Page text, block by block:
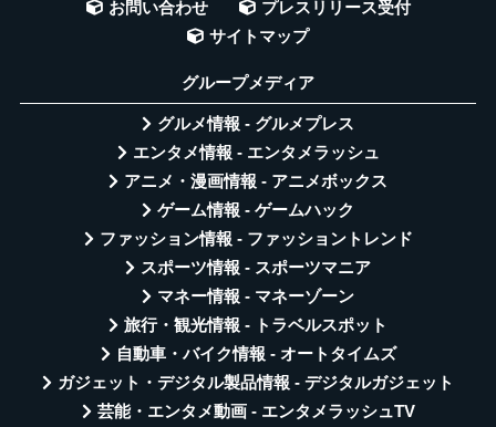
お問い合わせ
プレスリリース受付
サイトマップ
グループメディア
グルメ情報 - グルメプレス
エンタメ情報 - エンタメラッシュ
アニメ・漫画情報 - アニメボックス
ゲーム情報 - ゲームハック
ファッション情報 - ファッショントレンド
スポーツ情報 - スポーツマニア
マネー情報 - マネーゾーン
旅行・観光情報 - トラベルスポット
自動車・バイク情報 - オートタイムズ
ガジェット・デジタル製品情報 - デジタルガジェット
芸能・エンタメ動画 - エンタメラッシュTV